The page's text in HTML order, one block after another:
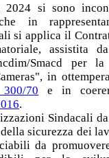
si sono
in
si applica il
assistita
Smacd per
in
70 e in
.
Sindacali
sicurezza dei
da